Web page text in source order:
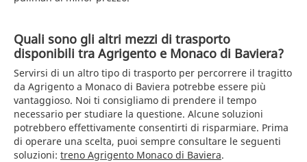
Quali sono gli altri mezzi di trasporto
disponibili tra Agrigento e Monaco di Baviera?
Servirsi di un altro tipo di trasporto per percorrere il tragitto
da Agrigento a Monaco di Baviera potrebbe essere più
vantaggioso. Noi ti consigliamo di prendere il tempo
necessario per studiare la questione. Alcune soluzioni
potrebbero effettivamente consentirti di risparmiare. Prima
di operare una scelta, puoi sempre consultare le seguenti
soluzioni: treno Agrigento Monaco di Baviera.